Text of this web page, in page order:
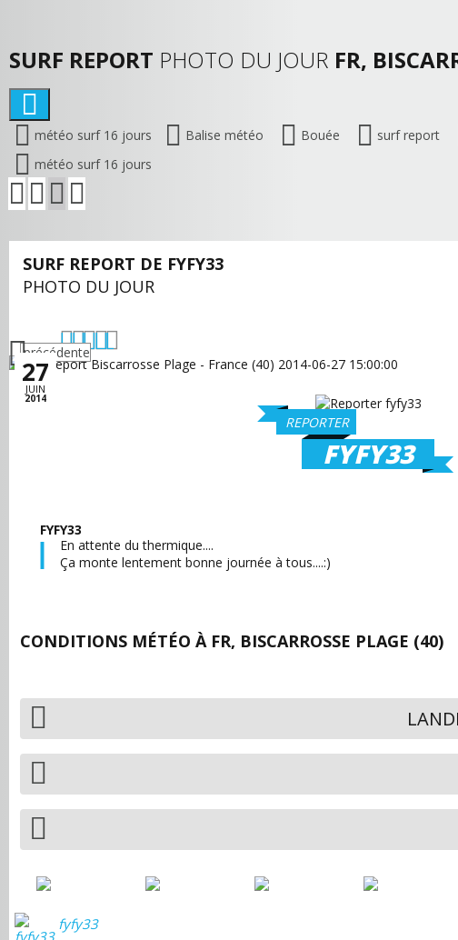
SURF REPORT PHOTO DU JOUR FR,
météo surf 16 jours Balise météo Bouée surf report
météo surf 16 jours
SURF REPORT DE FYFY33
PHOTO DU JOUR
27
JUIN
2014
précédente
REPORTER
FYFY33
FYFY33
En attente du thermique....
Ça monte lentement bonne journée à tous....:)
CONDITIONS MÉTÉO À FR, BISCARROSSE PLAGE (40)
fyfy33